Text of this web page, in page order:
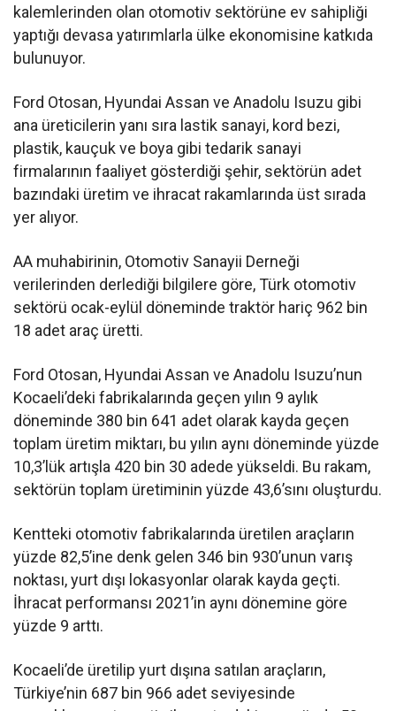
kalemlerinden olan otomotiv sektörüne ev sahipliği
yaptığı devasa yatırımlarla ülke ekonomisine katkıda
bulunuyor.
Ford Otosan, Hyundai Assan ve Anadolu Isuzu gibi
ana üreticilerin yanı sıra lastik sanayi, kord bezi,
plastik, kauçuk ve boya gibi tedarik sanayi
firmalarının faaliyet gösterdiği şehir, sektörün adet
bazındaki üretim ve ihracat rakamlarında üst sırada
yer alıyor.
AA muhabirinin, Otomotiv Sanayii Derneği
verilerinden derlediği bilgilere göre, Türk otomotiv
sektörü ocak-eylül döneminde traktör hariç 962 bin
18 adet araç üretti.
Ford Otosan, Hyundai Assan ve Anadolu Isuzu’nun
Kocaeli’deki fabrikalarında geçen yılın 9 aylık
döneminde 380 bin 641 adet olarak kayda geçen
toplam üretim miktarı, bu yılın aynı döneminde yüzde
10,3’lük artışla 420 bin 30 adede yükseldi. Bu rakam,
sektörün toplam üretiminin yüzde 43,6’sını oluşturdu.
Kentteki otomotiv fabrikalarında üretilen araçların
yüzde 82,5’ine denk gelen 346 bin 930’unun varış
noktası, yurt dışı lokasyonlar olarak kayda geçti.
İhracat performansı 2021’in aynı dönemine göre
yüzde 9 arttı.
Kocaeli’de üretilip yurt dışına satılan araçların,
Türkiye’nin 687 bin 966 adet seviyesinde